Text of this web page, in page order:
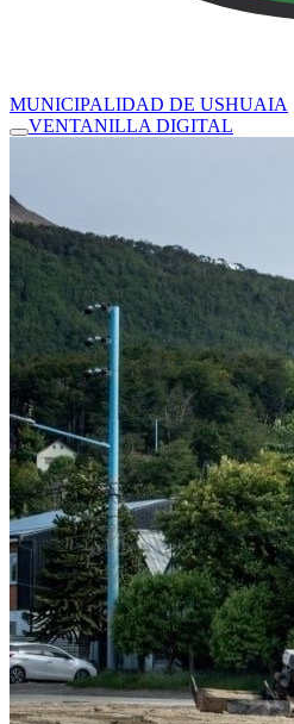
MUNICIPALIDAD DE USHUAIA
VENTANILLA DIGITAL